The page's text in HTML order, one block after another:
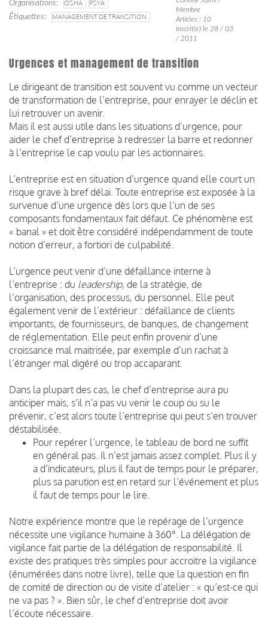
Organisations OSHA
PSYA
Étiquettes
MANAGEMENT DE TRANSITION
Membre
Articles : 10
Inscrit(e) le 28 / 03
/ 2011
Urgences et management de transition
Le dirigeant de transition est souvent vu comme un vecteur
de transformation de l’entreprise, pour enrayer le déclin et
lui retrouver un avenir.
Mais il est aussi utile dans les situations d’urgence, pour
aider le chef d’entreprise à redresser la barre et redonner
à l’entreprise le cap voulu par les actionnaires.
L’entreprise est en situation d’urgence quand elle court un
risque grave à bref délai. Toute entreprise est exposée à la
survenue d’une urgence dès lors que l’un de ses
composants fondamentaux fait défaut. Ce phénomène est
« banal » et doit être considéré indépendamment de toute
notion d’erreur, a fortiori de culpabilité.
L’urgence peut venir d’une défaillance interne à
l’entreprise : du leadership, de la stratégie, de
l’organisation, des processus, du personnel. Elle peut
également venir de l’extérieur : défaillance de clients
importants, de fournisseurs, de banques, de changement
de réglementation. Elle peut enfin provenir d’une
croissance mal maitrisée, par exemple d’un rachat à
l’étranger mal digéré ou trop accaparant.
Dans la plupart des cas, le chef d’entreprise aura pu
anticiper mais, s’il n’a pas vu venir le coup ou su le
prévenir, c’est alors toute l’entreprise qui peut s’en trouver
déstabilisée.
Pour repérer l’urgence, le tableau de bord ne suffit
en général pas. Il n’est jamais assez complet. Plus il y
a d’indicateurs, plus il faut de temps pour le préparer,
plus sa parution est en retard sur l’événement et plus
il faut de temps pour le lire.
Notre expérience montre que le repérage de l’urgence
nécessite une vigilance humaine à 360°. La délégation de
vigilance fait partie de la délégation de responsabilité. Il
existe des pratiques très simples pour accroitre la vigilance
(énumérées dans notre livre), telle que la question en fin
de comité de direction ou de visite d’atelier : « qu’est-ce qui
ne va pas ? ». Bien sûr, le chef d’entreprise doit avoir
l’écoute nécessaire.